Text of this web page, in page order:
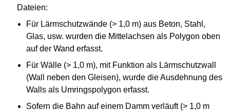
Dateien:
Für Lärmschutzwände (> 1,0 m) aus Beton, Stahl,
Glas, usw. wurden die Mittelachsen als Polygon oben
auf der Wand erfasst.
Für Wälle (> 1,0 m), mit Funktion als Lärmschutzwall
(Wall neben den Gleisen), wurde die Ausdehnung des
Walls als Umringspolygon erfasst.
Sofern die Bahn auf einem Damm verläuft (> 1,0 m